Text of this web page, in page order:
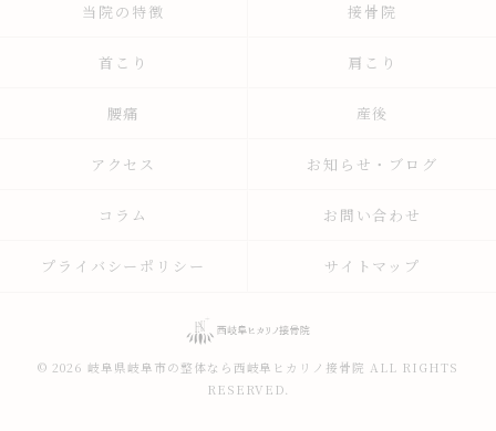
当院の特徴 接骨院
首こり 肩こり
腰痛 産後
アクセス お知らせ・ブログ
コラム お問い合わせ
プライバシーポリシー サイトマップ
© 2026 岐阜県岐阜市の整体なら西岐阜ヒカリノ接骨院 ALL RIGHTS
RESERVED.